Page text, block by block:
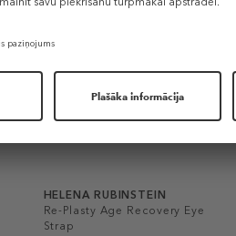
HELENA RUBINSTEIN
Re-Plasty Age Recovery Eye
Strap